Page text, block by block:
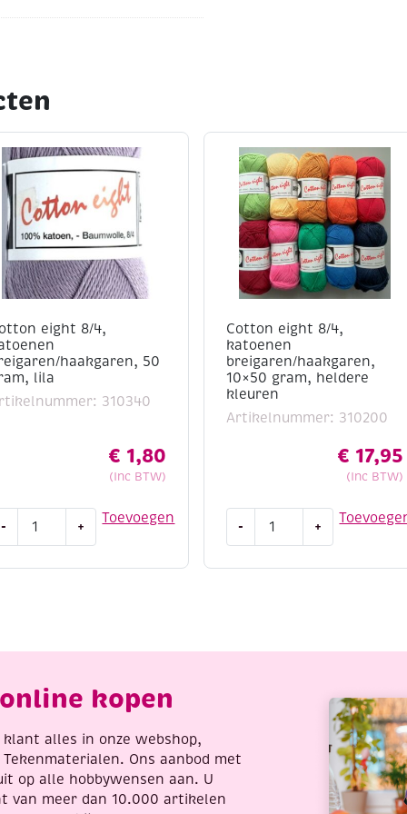
amigurumi
de volgende
(iets kleiner voor
naalden werken
vorm
nodig)
een professionele
eight 8/4,
haakgaren, 50
lila
310340
€ 1,80
(Inc BTW)
Toevoegen
- +
Cotton eight 8/4,
katoenen
breigaren/haakgaren,
10×50 gram, heldere
kleuren
Artikelnummer: 310200
€ 17,95
(Inc BTW)
-
heldere
+
kopen
alles in onze webshop,
Ons aanbod met
op alle hobbywensen aan. U
van meer dan 10.000 artikelen